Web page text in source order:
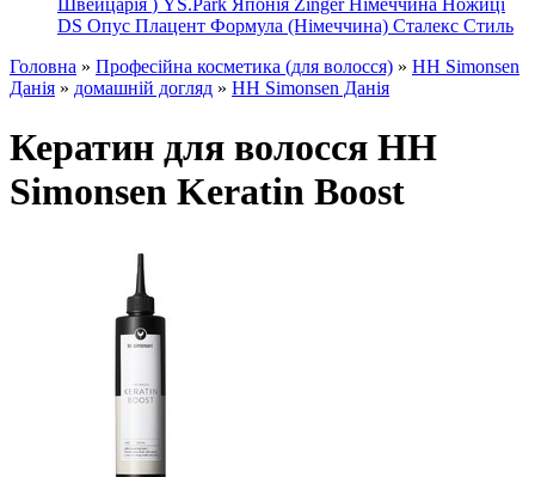
Швейцарія ) YS.Park Японія Zinger Німеччина Ножиці
DS Опус Плацент Формула (Німеччина) Сталекс Стиль
Головна » Професійна косметика (для волосся) » HH Simonsen
Данія » домашній догляд » HH Simonsen Данія
Кератин для волосся HH
Simonsen Keratin Boost